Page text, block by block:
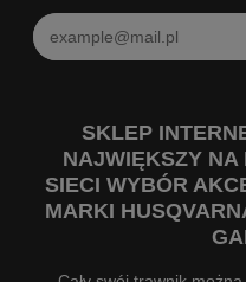
SKLEP
NAJWIĘKSZY NA
SIECI WYBÓR
MARKI